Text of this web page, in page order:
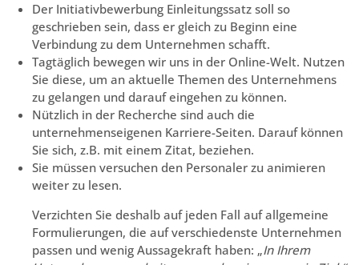
Der Initiativbewerbung Einleitungssatz soll so
geschrieben sein, dass er gleich zu Beginn eine
Verbindung zu dem Unternehmen schafft.
Tagtäglich bewegen wir uns in der Online-Welt. Nutzen
Sie diese, um an aktuelle Themen des Unternehmens
zu gelangen und darauf eingehen zu können.
Nützlich in der Recherche sind auch die
unternehmenseigenen Karriere-Seiten. Darauf können
Sie sich, z.B. mit einem Zitat, beziehen.
Sie müssen versuchen den Personaler zu animieren
weiter zu lesen.
Verzichten Sie deshalb auf jeden Fall auf allgemeine
Formulierungen, die auf verschiedenste Unternehmen
passen und wenig Aussagekraft haben: „In Ihrem